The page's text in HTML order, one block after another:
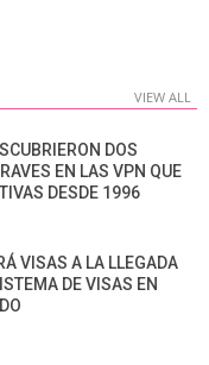
VIEW ALL
DOS
EN LAS VPN QUE
DESDE 1996
VISAS A LA LLEGADA
DE VISAS EN